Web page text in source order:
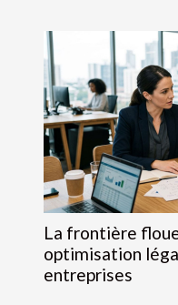
La frontière
optimisation
entreprises